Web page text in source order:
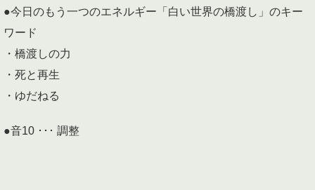
●今日のもう一つのエネルギー「白い世界の橋渡し」のキー
ワード
・橋渡しの力
・死と再生
・ゆだねる
●音10 ･･･ 調整